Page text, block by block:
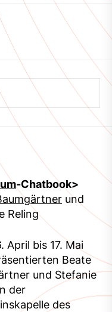
-Chatbook>
und
Reling
April bis 17. Mai
Beate
und Stefanie
der
des